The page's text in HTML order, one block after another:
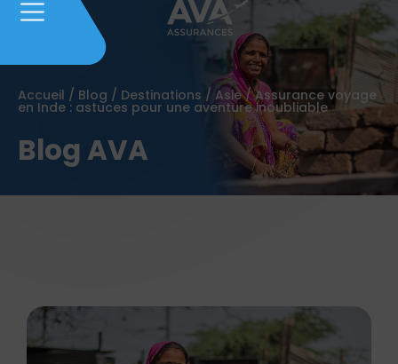
Accueil / Blog / Destinations / Asie/Assurance voyage
en Inde : astuces pour une aventure inoubliable
Blog AVA